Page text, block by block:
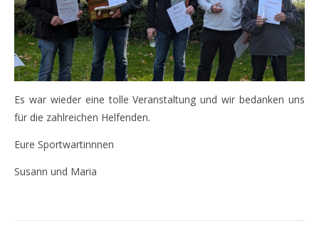
Es war wieder eine tolle Veranstaltung und wir bedanken uns
für die zahlreichen Helfenden.
Eure Sportwartinnnen
Susann und Maria